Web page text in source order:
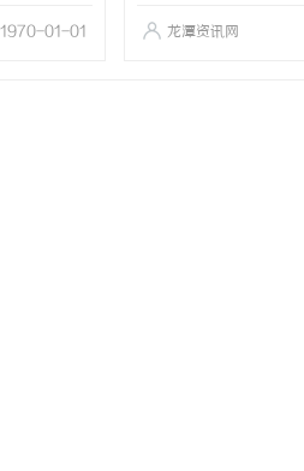
1970-01-01 龙潭资讯网